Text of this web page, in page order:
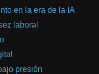
en la era de la IA
laboral
presión